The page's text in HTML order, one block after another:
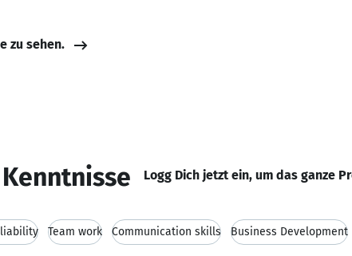
zu sehen.
Logg Dich jetzt ein, um das ganze
Team work Communication skills Business Development